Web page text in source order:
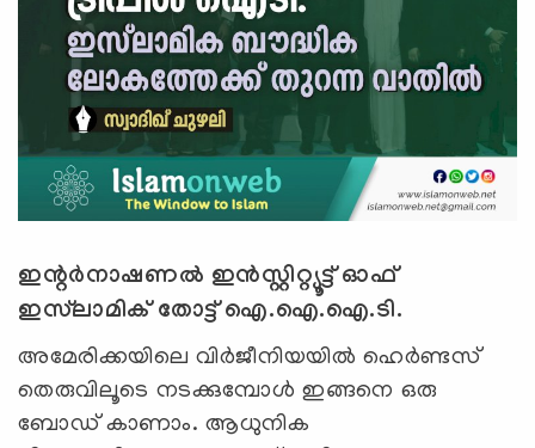
ഇന്റർനാഷണൽ ഇൻസ്റ്റിറ്റ്യൂട്ട് ഓഫ്
ഇസ്‌ലാമിക് തോട്ട് ഐ.ഐ.ഐ.ടി.
അമേരിക്കയിലെ വിര്‍ജീനിയയില്‍ ഹെര്‍ണ്ടസ്
തെരുവിലൂടെ നടക്കുമ്പോള്‍ ഇങ്ങനെ ഒരു
ബോഡ് കാണാം. ആധുനിക